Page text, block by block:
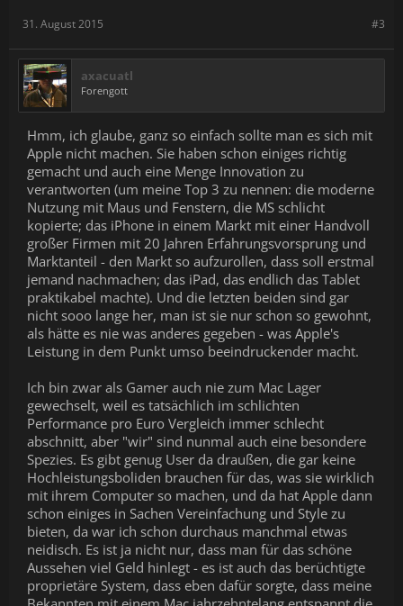
#3
31. August 2015
axacuatl
Forengott
Hmm, ich glaube, ganz so einfach sollte man es sich mit
Apple nicht machen. Sie haben schon einiges richtig
gemacht und auch eine Menge Innovation zu
verantworten (um meine Top 3 zu nennen: die moderne
Nutzung mit Maus und Fenstern, die MS schlicht
kopierte; das iPhone in einem Markt mit einer Handvoll
großer Firmen mit 20 Jahren Erfahrungsvorsprung und
Marktanteil - den Markt so aufzurollen, dass soll erstmal
jemand nachmachen; das iPad, das endlich das Tablet
praktikabel machte). Und die letzten beiden sind gar
nicht sooo lange her, man ist sie nur schon so gewohnt,
als hätte es nie was anderes gegeben - was Apple's
Leistung in dem Punkt umso beeindruckender macht.
Ich bin zwar als Gamer auch nie zum Mac Lager
gewechselt, weil es tatsächlich im schlichten
Performance pro Euro Vergleich immer schlecht
abschnitt, aber "wir" sind nunmal auch eine besondere
Spezies. Es gibt genug User da draußen, die gar keine
Hochleistungsboliden brauchen für das, was sie wirklich
mit ihrem Computer so machen, und da hat Apple dann
schon einiges in Sachen Vereinfachung und Style zu
bieten, da war ich schon durchaus manchmal etwas
neidisch. Es ist ja nicht nur, dass man für das schöne
Aussehen viel Geld hinlegt - es ist auch das berüchtigte
proprietäre System, dass eben dafür sorgte, dass meine